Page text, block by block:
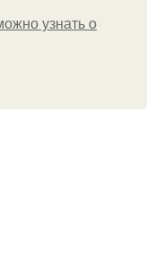
узнать о